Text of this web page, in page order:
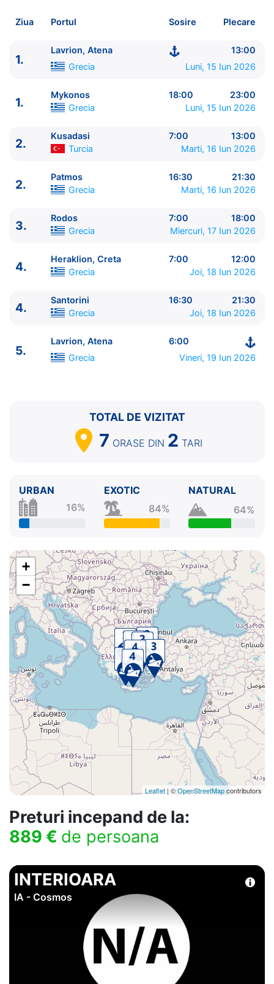
Plecare pe 15 Iun 2026 din Lavrion, Atena, Grecia
Celestyal Cruises
ITINERARIU
----------------------------------------
1. Lavrion, Atena
Kusadasi Turcia
2.
Patmos Grecia
4.
Heraklion, Creta Grecia
7:00 - 12:00
4.
Santorini Grecia
Ziua Portul Sosire Plecare
1.
Lavrion, Atena
13:00
Grecia
Luni, 15 Iun 2026
1.
Mykonos 18:00
23:00
Grecia
Luni, 15 Iun 2026
2.
Kusadasi 7:00
13:00
Turcia
Marti, 16 Iun 2026
2.
Patmos 16:30
21:30
Grecia
Marti, 16 Iun 2026
3.
Rodos 7:00
18:00
Grecia
Miercuri, 17 Iun 2026
4.
Heraklion, Creta 7:00
12:00
Grecia
Joi, 18 Iun 2026
4.
Santorini 16:30
21:30
Grecia
Joi, 18 Iun 2026
5.
Lavrion, Atena
6:00
Grecia
Vineri, 19 Iun 2026
TOTAL DE VIZITAT
7 ORASE DIN 2 TARI
URBAN
16%
EXOTIC
84%
NATURAL
64%
+
−
Leaflet | ©OpenStreetMapcontributors
Preturi incepand de la:
889 € de persoana
INTERIOARA
IA - Cosmos